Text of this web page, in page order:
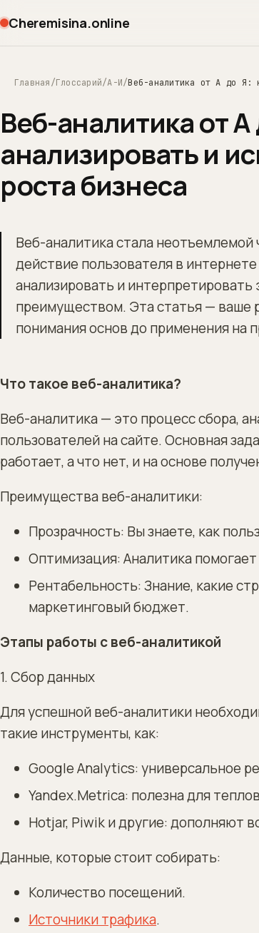
Cheremisina.online
Главная Глоссарий А-И
Веб-аналитика от
анализировать и
роста бизнеса
Веб-аналитика стала
действие пользователя в
анализировать и
преимуществом. Эта статья — ваше
понимания основ до применения на
Что такое веб-аналитика?
Веб-аналитика — это процесс сбора,
пользователей на сайте. Основная
работает, а что нет, и на основе
Преимущества веб-аналитики:
Прозрачность: Вы знаете, как
Оптимизация: Аналитика
Рентабельность: Знание, какие
маркетинговый бюджет.
Этапы работы с веб-аналитикой
1. Сбор данных
Для успешной веб-аналитики
такие инструменты, как:
Google Analytics: универсальное
Yandex.Metrica: полезна для
Hotjar, Piwik и другие: дополняют
Данные, которые стоит собирать:
Количество посещений.
Источники трафика.